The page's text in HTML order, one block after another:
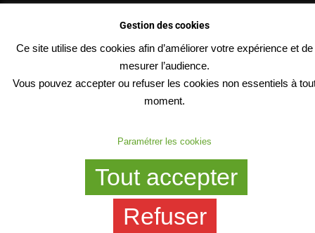
Gestion des cookies
Ce site utilise des cookies afin d’améliorer votre expérience et de
mesurer l’audience.
Vous pouvez accepter ou refuser les cookies non essentiels à
moment.
Paramétrer les cookies
Tout accepter
Refuser